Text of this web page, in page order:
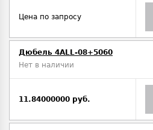
Цена по запросу
Дюбель 4ALL-08+5060
Нет в наличии
11.84000000 руб.